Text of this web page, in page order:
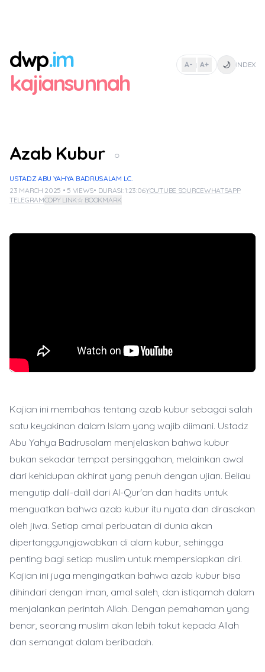
dwp.im
kajiansunnah
A- | A+ 🌙 INDEX
Azab Kubur ○
USTADZ ABU YAHYA BADRUSALAM LC.
23 MARCH 2025 • 5 VIEWS• DURASI: 1:23:06YOUTUBE SOURCEWHATSAPP
TELEGRAMCOPY LINK☆ BOOKMARK
Kajian ini membahas tentang azab kubur sebagai salah
satu keyakinan dalam Islam yang wajib diimani. Ustadz
Abu Yahya Badrusalam menjelaskan bahwa kubur
bukan sekadar tempat persinggahan, melainkan awal
dari kehidupan akhirat yang penuh dengan ujian. Beliau
mengutip dalil-dalil dari Al-Qur'an dan hadits untuk
menguatkan bahwa azab kubur itu nyata dan dirasakan
oleh jiwa. Setiap amal perbuatan di dunia akan
dipertanggungjawabkan di alam kubur, sehingga
penting bagi setiap muslim untuk mempersiapkan diri.
Kajian ini juga mengingatkan bahwa azab kubur bisa
dihindari dengan iman, amal saleh, dan istiqamah dalam
menjalankan perintah Allah. Dengan pemahaman yang
benar, seorang muslim akan lebih takut kepada Allah
dan semangat dalam beribadah.